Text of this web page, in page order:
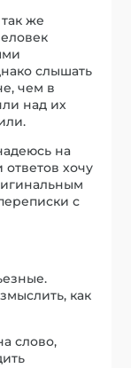
же
слышать
чем в
над их
на
хочу
с
как
слово,